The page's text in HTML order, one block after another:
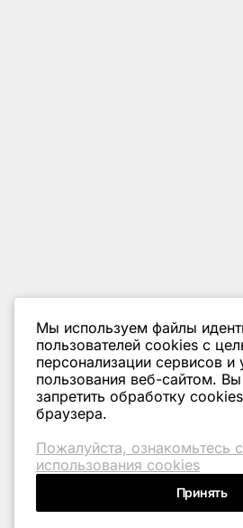
Мы используем файлы
пользователей cookies с
персонализации сервисов и
пользования веб-сайтом.
запретить обработку
браузера.
Пожалуйста, ознакомьтесь
использования cookies
Принять